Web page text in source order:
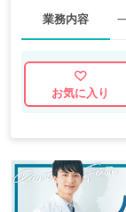
業務内容
お気に入り